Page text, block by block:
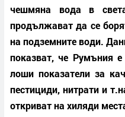
чешмяна вода в
продължават да се
на подземните води.
показват, че Румъния
лоши показатели за
пестициди, нитрати и
откриват на хиляди